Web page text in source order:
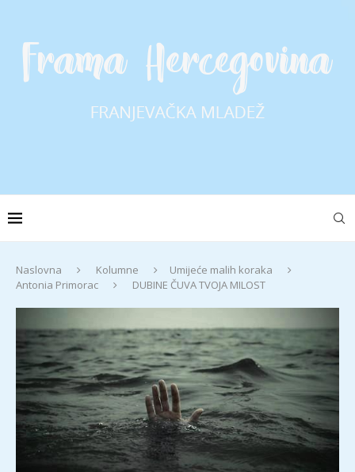
Naslovna Kolumne
Umijeće malih koraka
Antonia Primorac
DUBINE ČUVA TVOJA MILOST